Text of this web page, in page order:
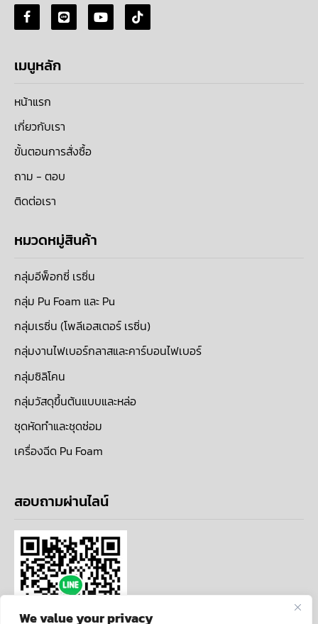
We value your privacy
เมนูหลัก
หน้าแรก
เกี่ยวกับเรา
ขั้นตอนการสั่งซื้อ
ถาม - ตอบ
ติดต่อเรา
หมวดหมู่สินค้า
กลุ่มอีพ็อกซี่ เรซิ่น
กลุ่ม Pu Foam และ Pu
กลุ่มเรซิ่น (โพลีเอสเตอร์ เรซิ่น)
กลุ่มงานไฟเบอร์กลาสและคาร์บอนไฟเบอร์
กลุ่มซิลิโคน
กลุ่มวัสดุขึ้นต้นแบบและหล่อ
ชุดหัดทำและชุดซ่อม
เครื่องฉีด Pu Foam
สอบถามผ่านไลน์